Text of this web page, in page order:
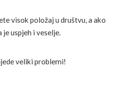
visok položaj u društvu, a ako
uspjeh i veselje.
veliki problemi!